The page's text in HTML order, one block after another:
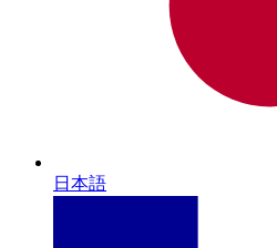
日本語